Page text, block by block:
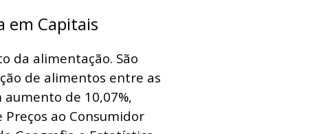
em Capitais
da alimentação. São
de alimentos entre as
de 10,07%,
ao Consumidor